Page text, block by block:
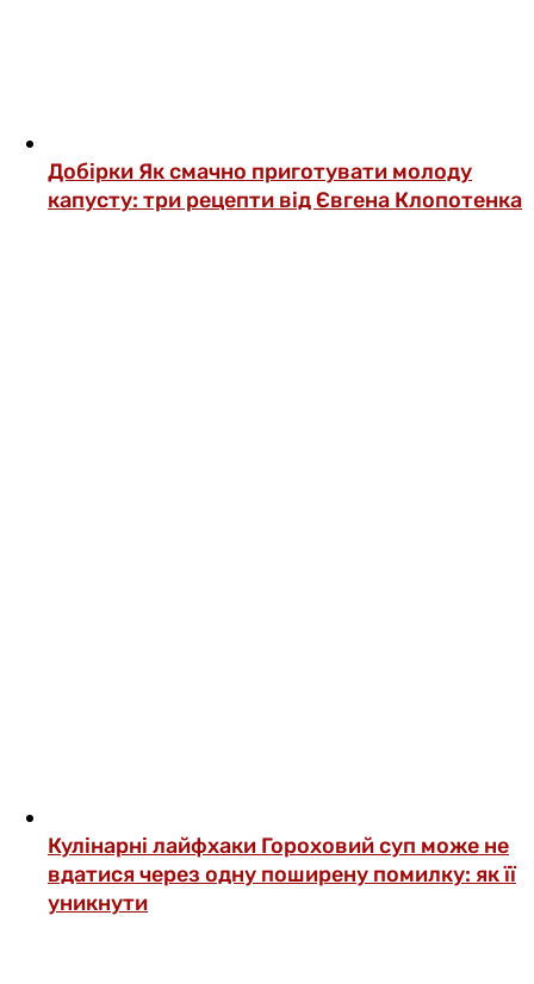
Добірки Як смачно приготувати молоду
капусту: три рецепти від Євгена Клопотенка
Кулінарні лайфхаки Гороховий суп може не
вдатися через одну поширену помилку: як її
уникнути